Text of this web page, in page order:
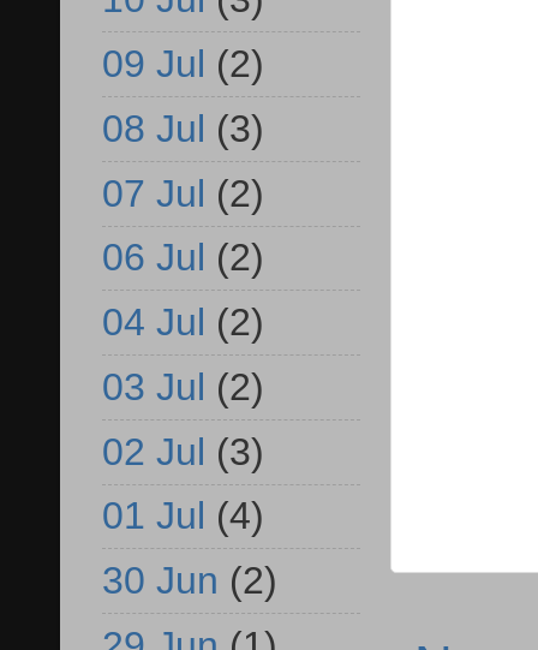
09 Jul (2)
08 Jul (3)
07 Jul (2)
06 Jul (2)
04 Jul (2)
03 Jul (2)
02 Jul (3)
01 Jul (4)
30 Jun (2)